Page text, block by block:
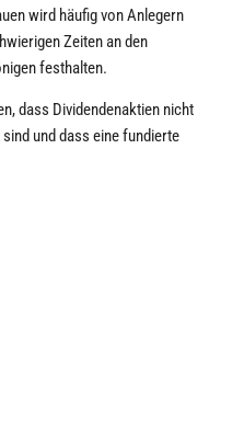
wird häufig von Anlegern
Zeiten an den
festhalten.
dass Dividendenaktien nicht
und dass eine fundierte